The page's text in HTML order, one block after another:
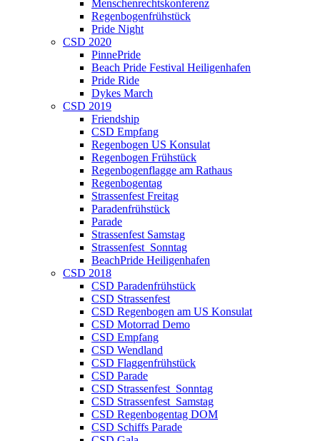
Menschenrechtskonferenz
Regenbogenfrühstück
Pride Night
CSD 2020
PinnePride
Beach Pride Festival Heiligenhafen
Pride Ride
Dykes March
CSD 2019
Friendship
CSD Empfang
Regenbogen US Konsulat
Regenbogen Frühstück
Regenbogenflagge am Rathaus
Regenbogentag
Strassenfest Freitag
Paradenfrühstück
Parade
Strassenfest Samstag
Strassenfest_Sonntag
BeachPride Heiligenhafen
CSD 2018
CSD Paradenfrühstück
CSD Strassenfest
CSD Regenbogen am US Konsulat
CSD Motorrad Demo
CSD Empfang
CSD Wendland
CSD Flaggenfrühstück
CSD Parade
CSD Strassenfest_Sonntag
CSD Strassenfest_Samstag
CSD Regenbogentag DOM
CSD Schiffs Parade